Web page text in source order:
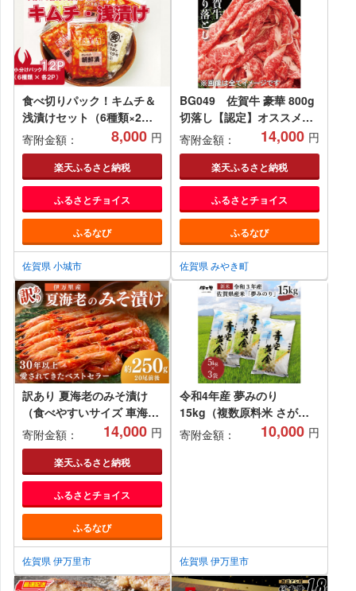
食べ切りパック！キムチ＆
浅漬けセット（6種類×2
袋）漬物 漬け物
寄附金額： 8,000 円
楽天ふるさと納税
ふるさとチョイス
ふるなび
佐賀県 小城市
BG049 佐賀牛 豪華 800g
切落し【認定】オススメ！
人気！
寄附金額： 14,000 円
楽天ふるさと納税
ふるさとチョイス
ふるなび
佐賀県 みやき町
訳あり 夏海老のみそ漬け
（食べやすいサイズ 車海老
の味噌漬け） 010-C168
寄附金額： 14,000 円
楽天ふるさと納税
ふるさとチョイス
ふるなび
佐賀県 伊万里市
令和4年産 夢みのり
15kg（複数原料米 さがび
より、夢しずく、ひのひか
り等） B273
寄附金額： 10,000 円
佐賀県 伊万里市